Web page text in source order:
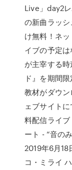
Live」day2
の新曲ラッ
け無料！ネ
イブの予定
が主宰する
ド』を期間
教材がダウ
ェブサイト
料配信ライ
ート - “音の
2019年6月18
コ・ミライ